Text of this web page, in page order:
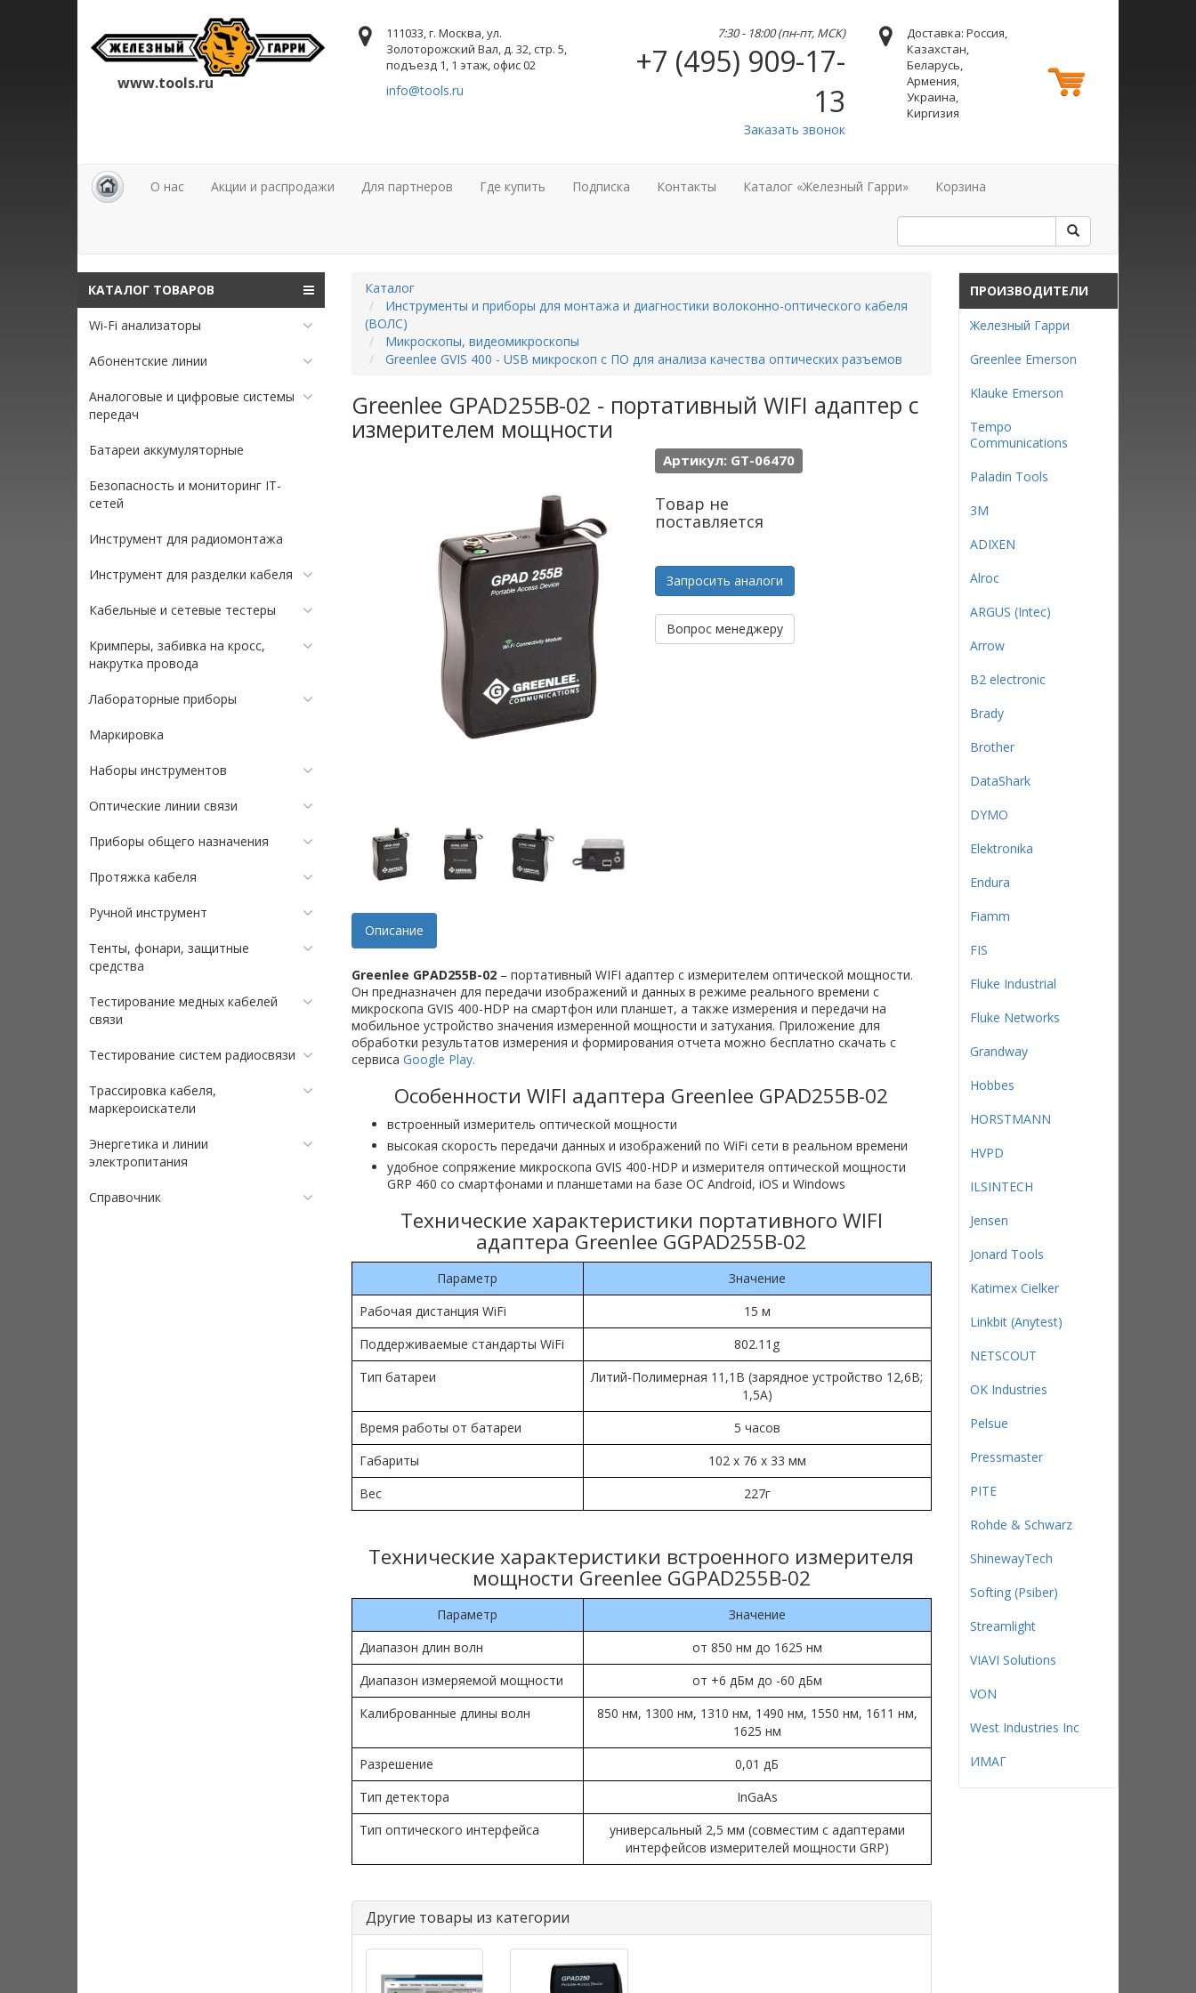
www.tools.ru
111033, г. Москва, ул.
Золоторожский Вал, д. 32, стр. 5,
подъезд 1, 1 этаж, офис 02
info@tools.ru
7:30 - 18:00 (пн-пт, МСК)
+7 (495) 909-17-
13
Заказать звонок
Доставка: Россия,
Казахстан,
Беларусь,
Армения,
Украина,
Киргизия
О нас Акции и распродажи Для партнеров Где купить Подписка Контакты Каталог «Железный Гарри» Корзина
КАТАЛОГ ТОВАРОВ
Wi-Fi анализаторы
Абонентские линии
Аналоговые и цифровые системы
передач
Батареи аккумуляторные
Безопасность и мониторинг IT-
сетей
Инструмент для радиомонтажа
Инструмент для разделки кабеля
Кабельные и сетевые тестеры
Кримперы, забивка на кросс,
накрутка провода
Лабораторные приборы
Маркировка
Наборы инструментов
Оптические линии связи
Приборы общего назначения
Протяжка кабеля
Ручной инструмент
Тенты, фонари, защитные
средства
Тестирование медных кабелей
связи
Тестирование систем радиосвязи
Трассировка кабеля,
маркероискатели
Энергетика и линии
электропитания
Справочник
Каталог
Инструменты и приборы для монтажа и диагностики волоконно-оптического кабеля
(ВОЛС)
Микроскопы, видеомикроскопы
Greenlee GVIS 400 - USB микроскоп с ПО для анализа качества оптических разъемов
Greenlee GPAD255B-02 - портативный WIFI адаптер с
измерителем мощности
Артикул: GT-06470
Товар не
поставляется
Запросить аналоги
Вопрос менеджеру
Описание
Greenlee GPAD255B-02– портативный WIFI адаптер с измерителем оптической мощности.
Он предназначен для передачи изображений и данных в режиме реального времени с
микроскопа GVIS 400-HDP на смартфон или планшет, а также измерения и передачи на
мобильное устройство значения измеренной мощности и затухания. Приложение для
обработки результатов измерения и формирования отчета можно бесплатно скачать с
сервиса Google Play.
Особенности WIFI адаптера Greenlee GPAD255B-02
встроенный измеритель оптической мощности
высокая скорость передачи данных и изображений по WiFi сети в реальном времени
удобное сопряжение микроскопа GVIS 400-HDP и измерителя оптической мощности
GRP 460 со смартфонами и планшетами на базе ОС Android, iOS и Windows
Технические характеристики портативного WIFI
адаптера Greenlee GGPAD255B-02
Параметр
Значение
Рабочая дистанция WiFi
15 м
Поддерживаемые стандарты WiFi
802.11g
Тип батареи
Литий-Полимерная 11,1В (зарядное устройство 12,6В;
1,5А)
Время работы от батареи
5 часов
Габариты
102 x 76 x 33 мм
Вес
227г
Технические характеристики встроенного измерителя
мощности Greenlee GGPAD255B-02
Параметр
Значение
Диапазон длин волн
от 850 нм до 1625 нм
Диапазон измеряемой мощности
от +6 дБм до -60 дБм
Калиброванные длины волн
850 нм, 1300 нм, 1310 нм, 1490 нм, 1550 нм, 1611 нм,
1625 нм
Разрешение
0,01 дБ
Тип детектора
InGaAs
Тип оптического интерфейса
универсальный 2,5 мм (совместим с адаптерами
интерфейсов измерителей мощности GRP)
Другие товары из категории
ПРОИЗВОДИТЕЛИ
Железный Гарри
Greenlee Emerson
Klauke Emerson
Tempo
Communications
Paladin Tools
3М
ADIXEN
Alroc
ARGUS (Intec)
Arrow
B2 electronic
Brady
Brother
DataShark
DYMO
Elektronika
Endura
Fiamm
FIS
Fluke Industrial
Fluke Networks
Grandway
Hobbes
HORSTMANN
HVPD
ILSINTECH
Jensen
Jonard Tools
Katimex Cielker
Linkbit (Anytest)
NETSCOUT
OK Industries
Pelsue
Pressmaster
PITE
Rohde & Schwarz
ShinewayTech
Softing (Psiber)
Streamlight
VIAVI Solutions
VON
West Industries Inc
ИМАГ